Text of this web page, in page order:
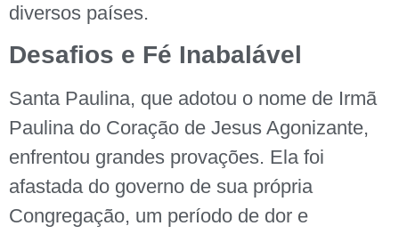
diversos países.
Desafios e Fé Inabalável
Santa Paulina, que adotou o nome de Irmã
Paulina do Coração de Jesus Agonizante,
enfrentou grandes provações. Ela foi
afastada do governo de sua própria
Congregação, um período de dor e